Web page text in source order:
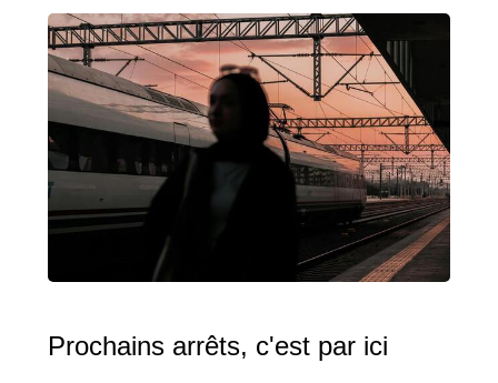
Prochains arrêts, c'est par ici